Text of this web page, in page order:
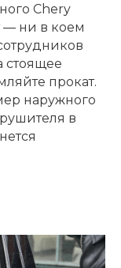
Chery
— ни в коем
стоящее
прокат.
наружного
в